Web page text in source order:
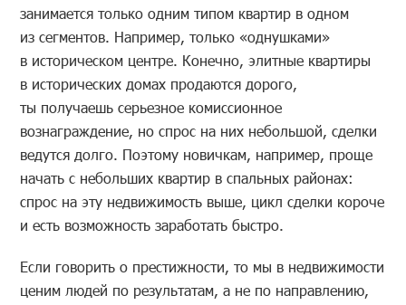
занимается только одним типом квартир в одном
из сегментов. Например, только «однушками»
в историческом центре. Конечно, элитные квартиры
в исторических домах продаются дорого,
ты получаешь серьезное комиссионное
вознаграждение, но спрос на них небольшой, сделки
ведутся долго. Поэтому новичкам, например, проще
начать с небольших квартир в спальных районах:
спрос на эту недвижимость выше, цикл сделки короче
и есть возможность заработать быстро.
Если говорить о престижности, то мы в недвижимости
ценим людей по результатам, а не по направлению,